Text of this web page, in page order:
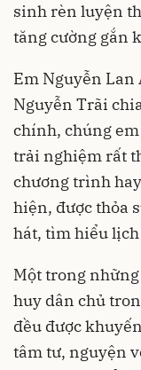
sinh rèn luyện
tăng cường gắn
Em Nguyễn
Nguyễn Trãi
chính, chúng
trải nghiệm rất
chương trình
hiện, được thỏa
hát, tìm hiểu lịch
Một trong
huy dân chủ
đều được
tâm tư, nguyện